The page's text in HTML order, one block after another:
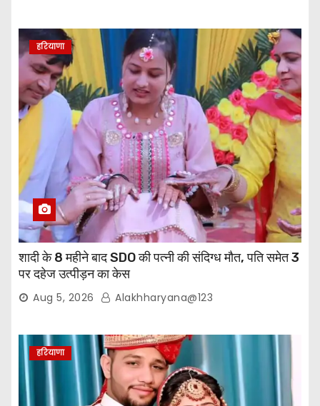
हरियाणा
शादी के 8 महीने बाद SDO की पत्नी की संदिग्ध मौत, पति समेत 3
पर दहेज उत्पीड़न का केस
Aug 5, 2026 Alakhharyana@123
हरियाणा